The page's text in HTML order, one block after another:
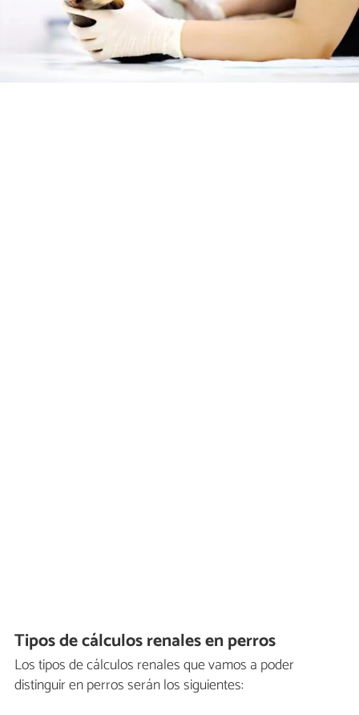
Tipos de cálculos renales en perros
Los tipos de cálculos renales que vamos a poder
distinguir en perros serán los siguientes: